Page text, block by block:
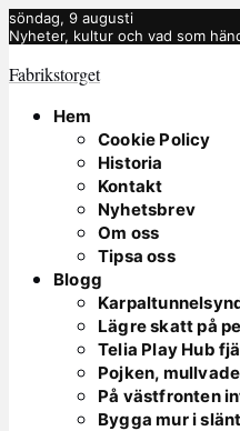
söndag, 9 augusti
Nyheter, kultur och vad som
Fabrikstorget
Hem
Cookie Policy
Historia
Kontakt
Nyhetsbrev
Om oss
Tipsa oss
Blogg
Lägre skatt på
Telia Play Hub
Pojken,
På västfronten
Bygga mur i